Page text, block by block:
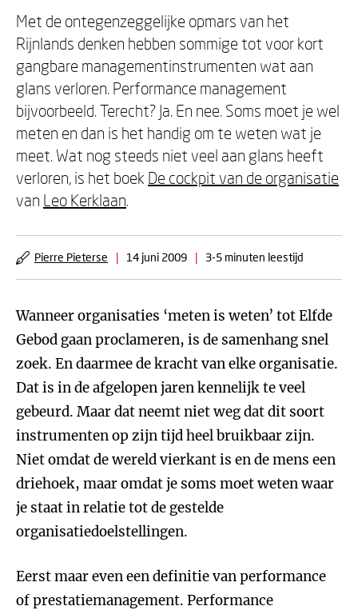
Met de ontegenzeggelijke opmars van het
Rijnlands denken hebben sommige tot voor kort
gangbare managementinstrumenten wat aan
glans verloren. Performance management
bijvoorbeeld. Terecht? Ja. En nee. Soms moet je wel
meten en dan is het handig om te weten wat je
meet. Wat nog steeds niet veel aan glans heeft
verloren, is het boek De cockpit van de organisatie
van Leo Kerklaan.
Pierre Pieterse | 14 juni 2009 | 3-5 minuten leestijd
Wanneer organisaties ‘meten is weten’ tot Elfde
Gebod gaan proclameren, is de samenhang snel
zoek. En daarmee de kracht van elke organisatie.
Dat is in de afgelopen jaren kennelijk te veel
gebeurd. Maar dat neemt niet weg dat dit soort
instrumenten op zijn tijd heel bruikbaar zijn.
Niet omdat de wereld vierkant is en de mens een
driehoek, maar omdat je soms moet weten waar
je staat in relatie tot de gestelde
organisatiedoelstellingen.
Eerst maar even een definitie van performance
of prestatiemanagement. Performance